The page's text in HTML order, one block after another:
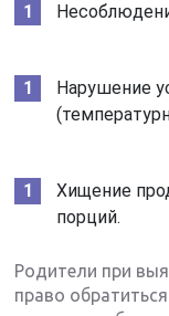
Нарушение
Хищение
порций.
Родители при
право